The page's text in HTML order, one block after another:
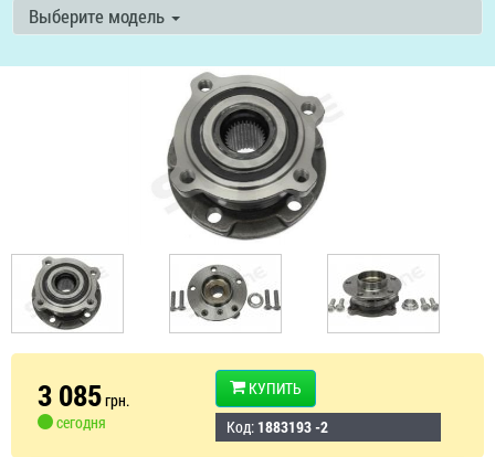
Выберите модель
3 085грн.
сегодня
КУПИТЬ
Код: 1883193 -2